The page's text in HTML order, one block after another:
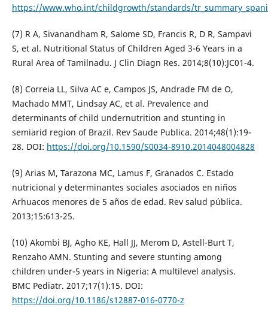
https://www.who.int/childgrowth/standards/
(7) R A, Sivanandham R, Salome SD, Francis R, D R, Sampavi
S, et al. Nutritional Status of Children Aged 3-6 Years in a
Rural Area of Tamilnadu. J Clin Diagn Res. 2014;8(10):JC01-4.
(8) Correia LL, Silva AC e, Campos JS, Andrade FM de O,
Machado MMT, Lindsay AC, et al. Prevalence and
determinants of child undernutrition and stunting in
semiarid region of Brazil. Rev Saude Publica. 2014;48(1):19-
28. DOI: https://doi.org/10.1590/S0034-8910.2014048004828
(9) Arias M, Tarazona MC, Lamus F, Granados C. Estado
nutricional y determinantes sociales asociados en niños
Arhuacos menores de 5 años de edad. Rev salud pública.
2013;15:613-25.
(10) Akombi BJ, Agho KE, Hall JJ, Merom D, Astell-Burt T,
Renzaho AMN. Stunting and severe stunting among
children under-5 years in Nigeria: A multilevel analysis.
BMC Pediatr. 2017;17(1):15. DOI:
https://doi.org/10.1186/s12887-016-0770-z